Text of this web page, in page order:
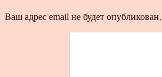
Ваш адрес email не будет опубликован.